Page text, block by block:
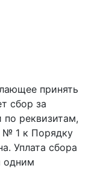
принять
сбор за
по реквизитам,
№ 1 к Порядку
Уплата сбора
одним